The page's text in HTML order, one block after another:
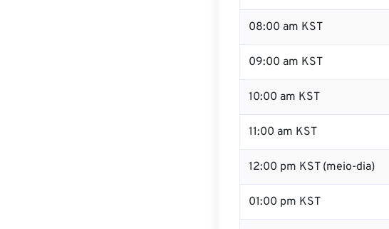
08:00 am KST
09:00 am KST
10:00 am KST
11:00 am KST
12:00 pm KST (meio-dia)
01:00 pm KST